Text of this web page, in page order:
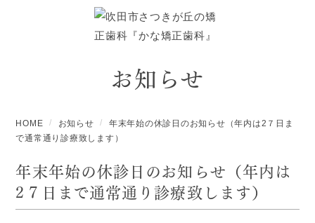
お知らせ
HOME お知らせ
年末年始の休診日のお知らせ（年内は2７日ま
で通常通り診療致します）
年末年始の休診日のお知らせ（年内は
2７日まで通常通り診療致します）